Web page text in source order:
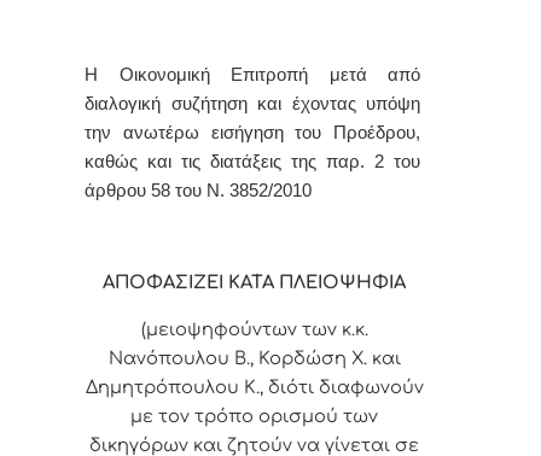
Η Οικονομική Επιτροπή μετά από
διαλογική συζήτηση και έχοντας υπόψη
την ανωτέρω εισήγηση του Προέδρου,
καθώς και τις διατάξεις της παρ. 2 του
άρθρου 58 του Ν. 3852/2010
ΑΠΟΦΑΣΙΖΕΙ ΚΑΤΑ ΠΛΕΙΟΨΗΦΙΑ
(μειοψηφούντων των κ.κ.
Νανόπουλου Β., Κορδώση Χ. και
Δημητρόπουλου Κ., διότι διαφωνούν
με τον τρόπο ορισμού των
δικηγόρων και ζητούν να γίνεται σε